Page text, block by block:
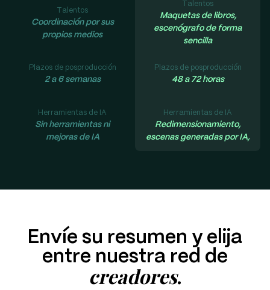
Talentos
Coordinación por sus
propios medios
Plazos de posproducción
2 a 6 semanas
Herramientas de IA
Sin herramientas ni
mejoras de IA
Talentos
Maquetas de libros,
escenógrafo de forma
sencilla
Plazos de posproducción
48 a 72 horas
Herramientas de IA
Redimensionamiento,
escenas generadas por IA,
Envíe su resumen y elija
entre nuestra red de
creadores.